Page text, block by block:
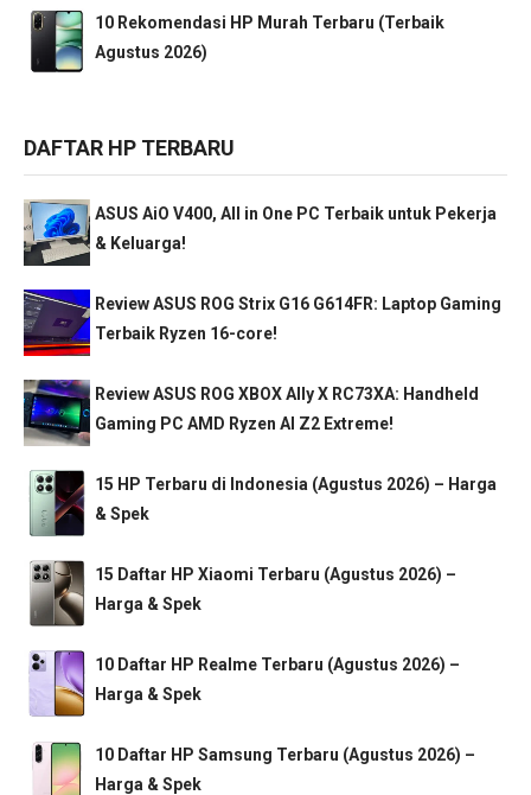
10 Rekomendasi HP Murah Terbaru (Terbaik
Agustus 2026)
DAFTAR HP TERBARU
ASUS AiO V400, All in One PC Terbaik untuk Pekerja
& Keluarga!
Review ASUS ROG Strix G16 G614FR: Laptop Gaming
Terbaik Ryzen 16-core!
Review ASUS ROG XBOX Ally X RC73XA: Handheld
Gaming PC AMD Ryzen AI Z2 Extreme!
15 HP Terbaru di Indonesia (Agustus 2026) – Harga
& Spek
15 Daftar HP Xiaomi Terbaru (Agustus 2026) –
Harga & Spek
10 Daftar HP Realme Terbaru (Agustus 2026) –
Harga & Spek
10 Daftar HP Samsung Terbaru (Agustus 2026) –
Harga & Spek